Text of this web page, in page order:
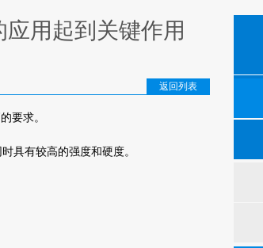
用起到关键作用
返回列表
要求。
具有较高的强度和硬度。